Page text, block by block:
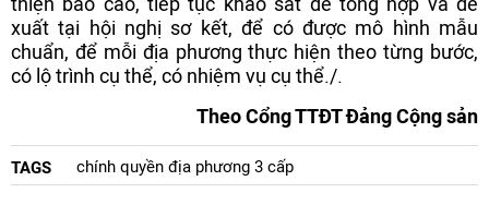
xuất tại hội nghị sơ kết, để có được mô hình mẫu
chuẩn, để mỗi địa phương thực hiện theo từng bước,
có lộ trình cụ thể, có nhiệm vụ cụ thể./.
Theo Cổng TTĐT Đảng Cộng sản
TAGS chính quyền địa phương 3 cấp